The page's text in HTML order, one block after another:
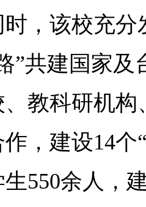
，该校充分
”共建国家及
、教科研机
，建设14个
550余人，